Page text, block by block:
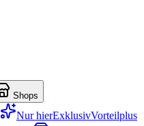
Shops
Nur hierExklusivVorteilplus